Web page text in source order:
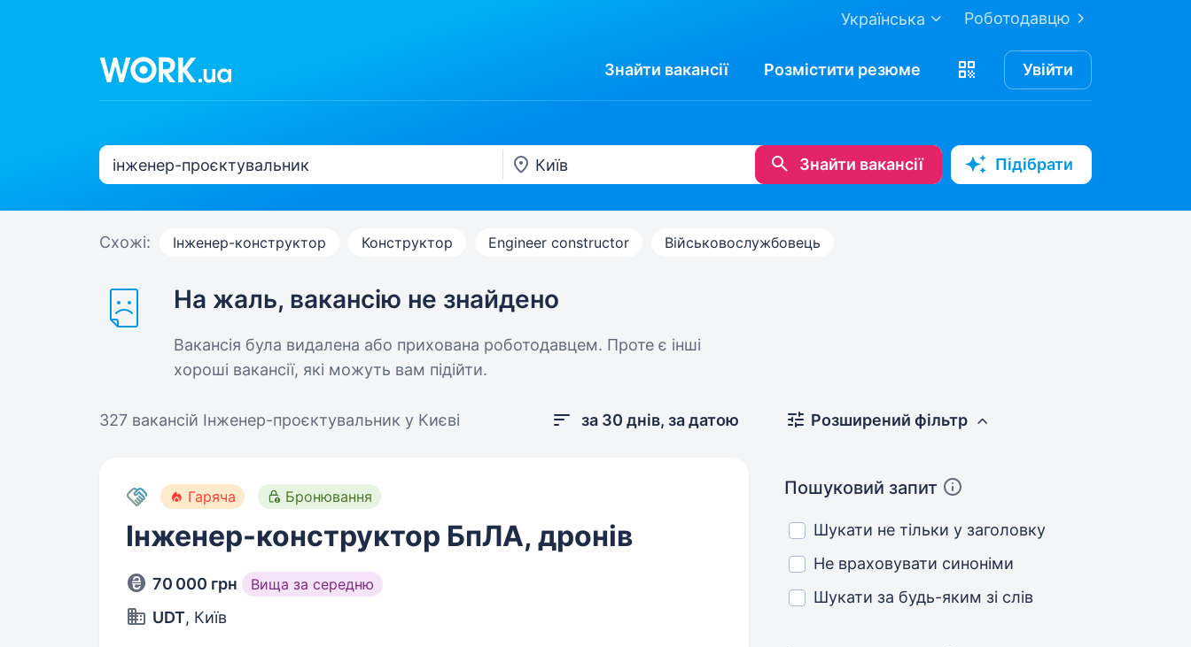
Роботодавцю
Українська
Знайти вакансії Розмістити резюме Увійти
Знайти вакансії Підібрати
Схожі: Інженер-конструктор Конструктор Engineer constructor Військовослужбовець
На жаль, вакансію не знайдено
Вакансія була видалена або прихована роботодавцем. Проте є інші
хороші вакансії, які можуть вам підійти.
327 вакансій Інженер-проєктувальник у Києві за 30 днів, за датою
Гаряча Бронювання
Інженер-конструктор БпЛА, дронів
70 000 грн Вища за середню
UDT, Київ
Розширений фільтр
Пошуковий запит
Шукати не тільки у заголовку
Не враховувати синоніми
Шукати за будь-яким зі слів